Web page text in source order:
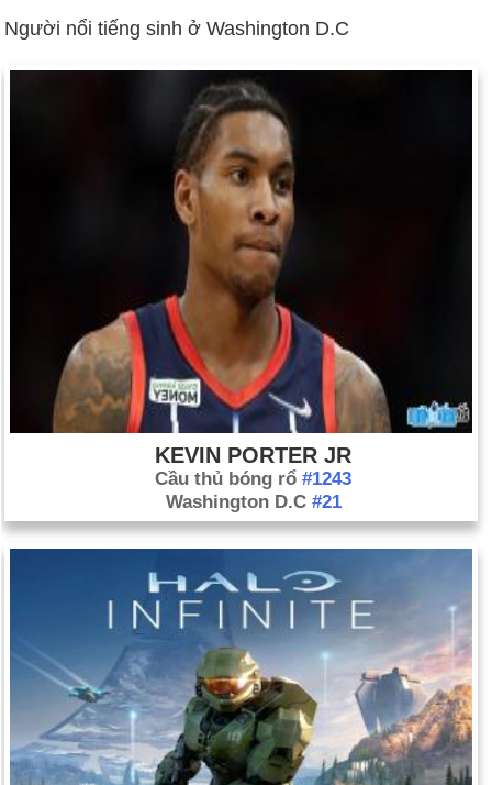
Người nổi tiếng sinh ở Washington D.C
KEVIN PORTER JR
Cầu thủ bóng rổ #1243
Washington D.C #21